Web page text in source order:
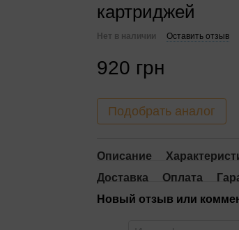
картриджей
Нет в наличии Оставить отзыв
920 грн
Подобрать аналог
Описание
Доставка
Оплата
Новый отзыв или